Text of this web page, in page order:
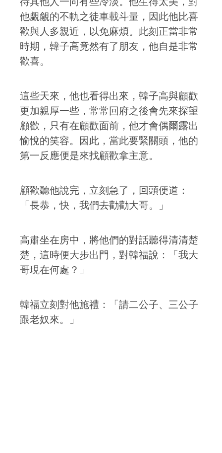
他覷覦的不軌之徒車載斗量，因此他比喜
歡與人多親近，以免麻煩。此刻正當非常
時期，韓子高竟然有了朋友，他自是非常
歡喜。
這些天來，他也看得出來，韓子高與顧歡
更加親厚一些，常常回府之後會先來探望
顧歡，只有在顧歡面前，他才會偶爾露出
愉悅的笑容。因此，當此要緊關頭，他的
第一反應便是來找顧歡拿主意。
顧歡聽他說完，立刻急了，回頭便道：
「長恭，快，我們去勸勸大哥。」
高肅坐在房中，將他們的對話聽得清清楚
楚，這時便大步出門，對韓福說：「我大
哥現在何處？」
韓福立刻對他施禮：「請二公子、三公子
跟老奴來。」